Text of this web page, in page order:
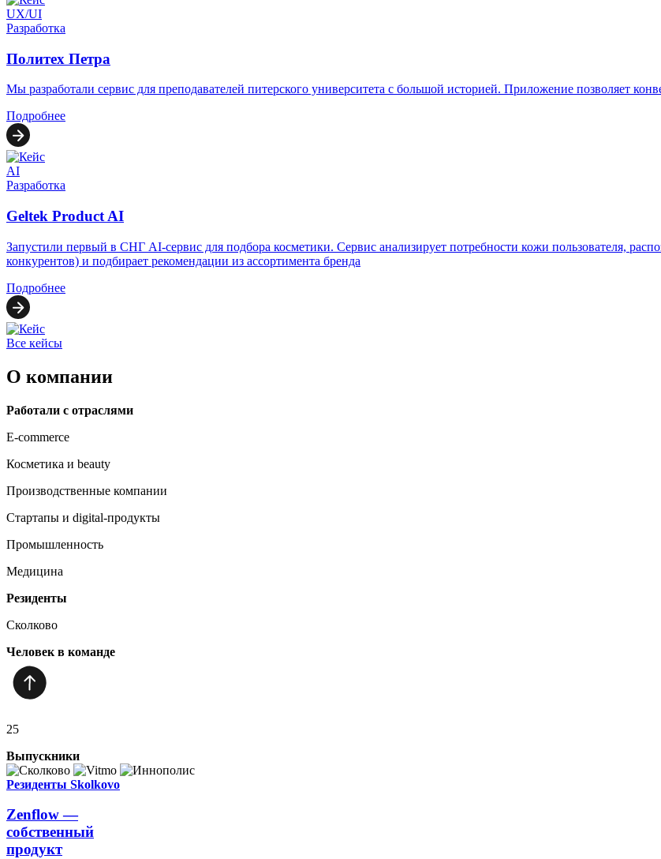
UX/UI
Разработка
Политех Петра
Мы разработали сервис для преподавателей питерского университета с большой историей. Приложение позволяет
Подробнее
AI
Разработка
Geltek Product AI
Запустили первый в СНГ AI-сервис для подбора косметики. Сервис анализирует потребности кожи пользователя,
конкурентов) и подбирает рекомендации из ассортимента бренда
Подробнее
Все кейсы
О компании
Работали с отраслями
E-commerce
Косметика и beauty
Производственные компании
Стартапы и digital-продукты
Промышленность
Медицина
Резиденты
Сколково
Человек в команде
25
Выпускники
Резиденты Skolkovo
Zenflow —
собственный
продукт